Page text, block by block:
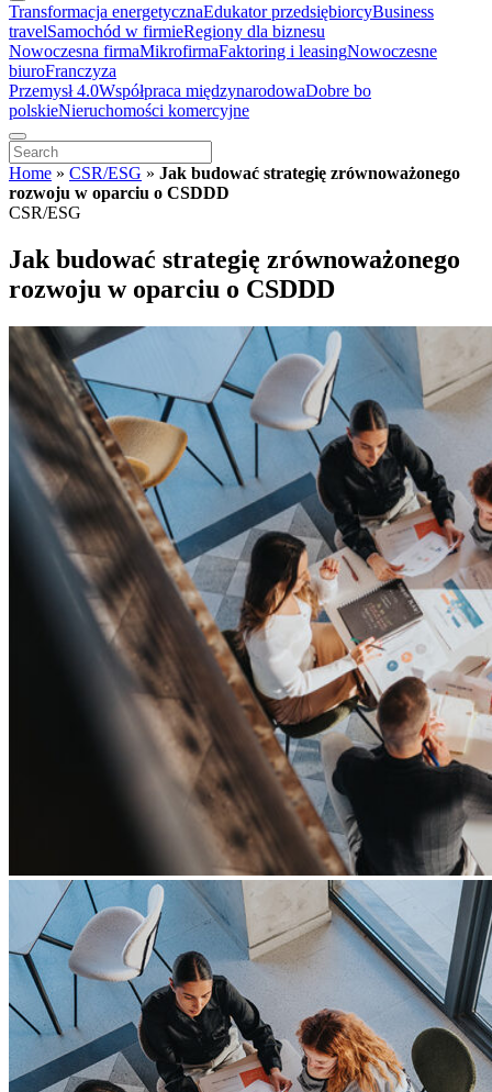
Transformacja energetycznaEdukator przedsiębiorcyBusiness
travelSamochód w firmieRegiony dla biznesu
Nowoczesna firmaMikrofirmaFaktoring i leasingNowoczesne
biuroFranczyza
Przemysł 4.0Współpraca międzynarodowaDobre bo
polskieNieruchomości komercyjne
Home » CSR/ESG » Jak budować strategię zrównoważonego
rozwoju w oparciu o CSDDD
CSR/ESG
Jak budować strategię zrównoważonego
rozwoju w oparciu o CSDDD